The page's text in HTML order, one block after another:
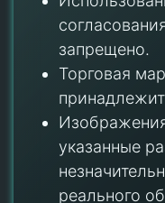
запрещено.
Торговая
указанные
реального